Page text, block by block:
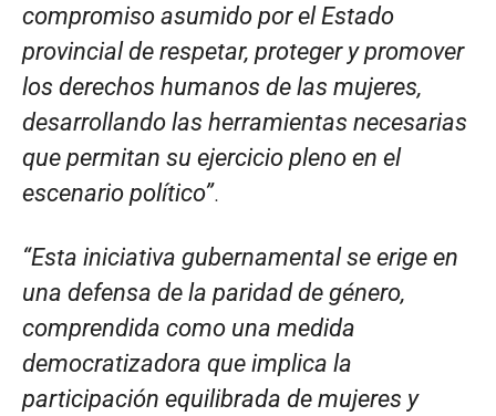
compromiso asumido por el Estado
provincial de respetar, proteger y promover
los derechos humanos de las mujeres,
desarrollando las herramientas necesarias
que permitan su ejercicio pleno en el
escenario político”.
“Esta iniciativa gubernamental se erige en
una defensa de la paridad de género,
comprendida como una medida
democratizadora que implica la
participación equilibrada de mujeres y